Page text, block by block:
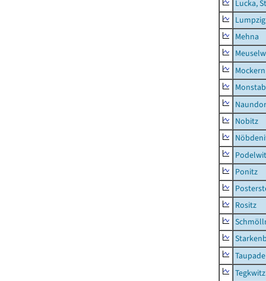
Lucka,
Lumpzig
Mehna
Mockern
Monstab
Nobitz
Ponitz
Rositz
Tegkwitz